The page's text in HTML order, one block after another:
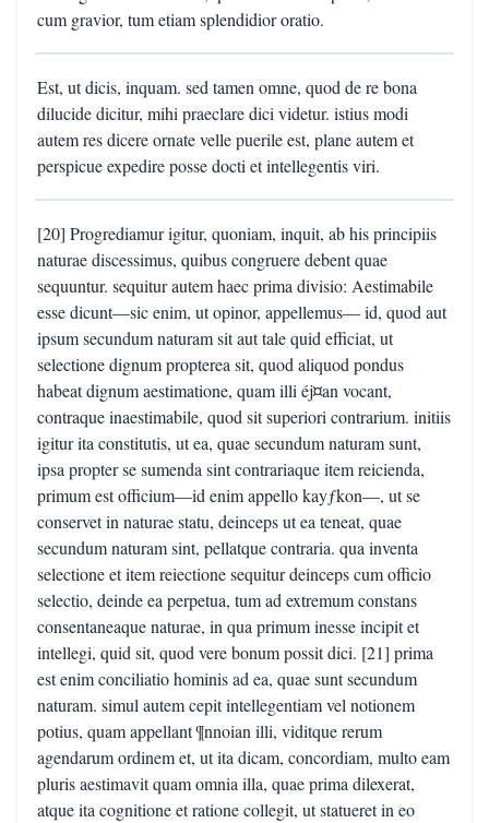
cum gravior, tum etiam splendidior oratio.
Est, ut dicis, inquam. sed tamen omne, quod de re bona
dilucide dicitur, mihi praeclare dici videtur. istius modi
autem res dicere ornate velle puerile est, plane autem et
perspicue expedire posse docti et intellegentis viri.
[20] Progrediamur igitur, quoniam, inquit, ab his principiis
naturae discessimus, quibus congruere debent quae
sequuntur. sequitur autem haec prima divisio: Aestimabile
esse dicunt—sic enim, ut opinor, appellemus— id, quod aut
ipsum secundum naturam sit aut tale quid efficiat, ut
selectione dignum propterea sit, quod aliquod pondus
habeat dignum aestimatione, quam illi éj¤an vocant,
contraque inaestimabile, quod sit superiori contrarium. initiis
igitur ita constitutis, ut ea, quae secundum naturam sunt,
ipsa propter se sumenda sint contrariaque item reicienda,
primum est officium—id enim appello kayƒkon—, ut se
conservet in naturae statu, deinceps ut ea teneat, quae
secundum naturam sint, pellatque contraria. qua inventa
selectione et item reiectione sequitur deinceps cum officio
selectio, deinde ea perpetua, tum ad extremum constans
consentaneaque naturae, in qua primum inesse incipit et
intellegi, quid sit, quod vere bonum possit dici. [21] prima
est enim conciliatio hominis ad ea, quae sunt secundum
naturam. simul autem cepit intellegentiam vel notionem
potius, quam appellant ¶nnoian illi, viditque rerum
agendarum ordinem et, ut ita dicam, concordiam, multo eam
pluris aestimavit quam omnia illa, quae prima dilexerat,
atque ita cognitione et ratione collegit, ut statueret in eo